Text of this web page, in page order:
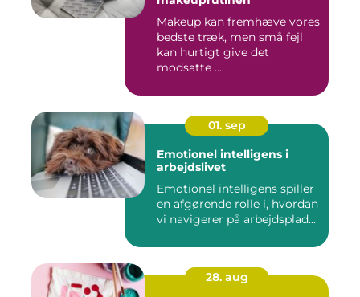
Makeup kan fremhæve vores
bedste træk, men små fejl
kan hurtigt give det
modsatte ...
01. sep
Emotionel intelligens i
arbejdslivet
Emotionel intelligens spiller
en afgørende rolle i, hvordan
vi navigerer på arbejdsplad...
28. aug